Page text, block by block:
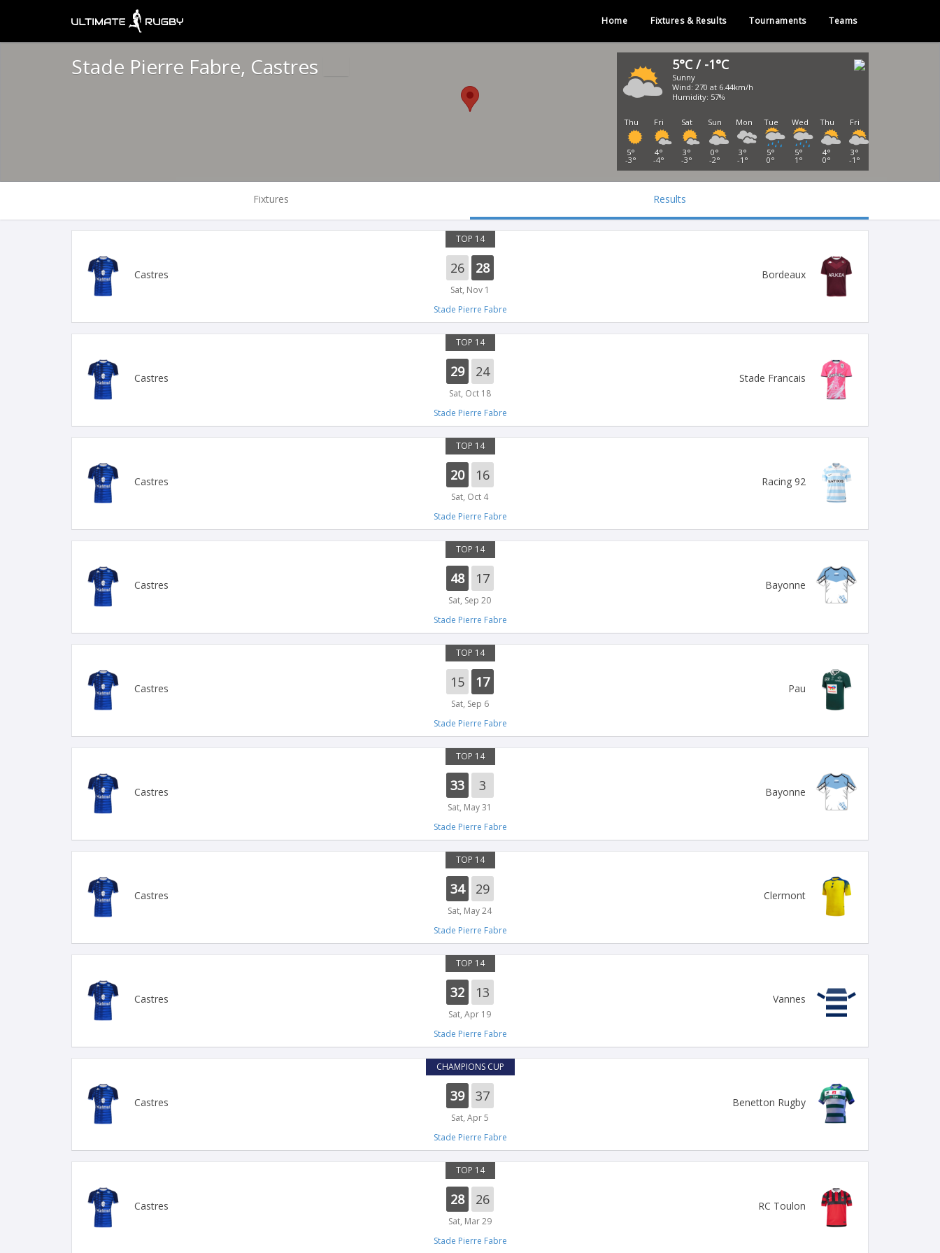
Home Fixtures & Results Tournaments Teams
Stade Pierre Fabre, Castres 5°C / -1°C
Sunny
Wind: 270 at 6.44km/h
Humidity: 57%
Thu
5°
-3°
Fri
4°
-4°
Sat
3°
-3°
Sun
0°
-2°
Mon
3°
-1°
Tue
5°
0°
Wed
5°
1°
Thu
4°
0°
Fri
3°
-1°
Fixtures Results
TOP 14
Castres 26 28
Sat, Nov 1
Bordeaux
Stade Pierre Fabre
TOP 14
Castres 29 24
Sat, Oct 18
Stade Francais
Stade Pierre Fabre
TOP 14
Castres 20 16
Sat, Oct 4
Racing 92
Stade Pierre Fabre
TOP 14
Castres 48 17
Sat, Sep 20
Bayonne
Stade Pierre Fabre
TOP 14
Castres 15 17
Sat, Sep 6
Pau
Stade Pierre Fabre
TOP 14
Castres 33 3
Sat, May 31
Bayonne
Stade Pierre Fabre
TOP 14
Castres 34 29
Sat, May 24
Clermont
Stade Pierre Fabre
TOP 14
Castres 32 13
Sat, Apr 19
Vannes
Stade Pierre Fabre
CHAMPIONS CUP
Castres 39 37
Sat, Apr 5
Benetton Rugby
Stade Pierre Fabre
TOP 14
Castres 28 26
Sat, Mar 29
RC Toulon
Stade Pierre Fabre